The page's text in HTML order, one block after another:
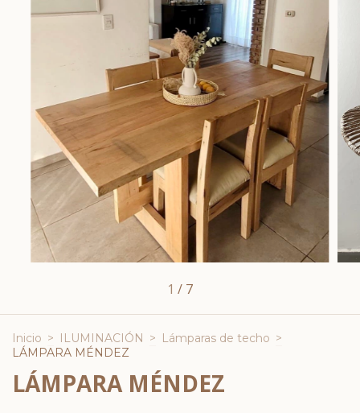
1 / 7
Inicio > ILUMINACIÓN > Lámparas de techo >
LÁMPARA MÉNDEZ
LÁMPARA MÉNDEZ